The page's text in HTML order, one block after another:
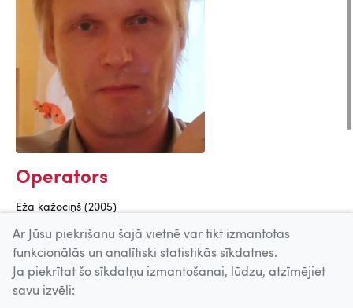
Operators
Eža kažociņš (2005)
Mākslinieks [anim.]
Sasit spārnus! (2008)
Eža kažociņš (2005)
Ar Jūsu piekrišanu šajā vietnē var tikt izmantotas
funkcionālās un analītiski statistikās sīkdatnes.
Ja piekrītat šo sīkdatņu izmantošanai, lūdzu, atzīmējiet
savu izvēli: